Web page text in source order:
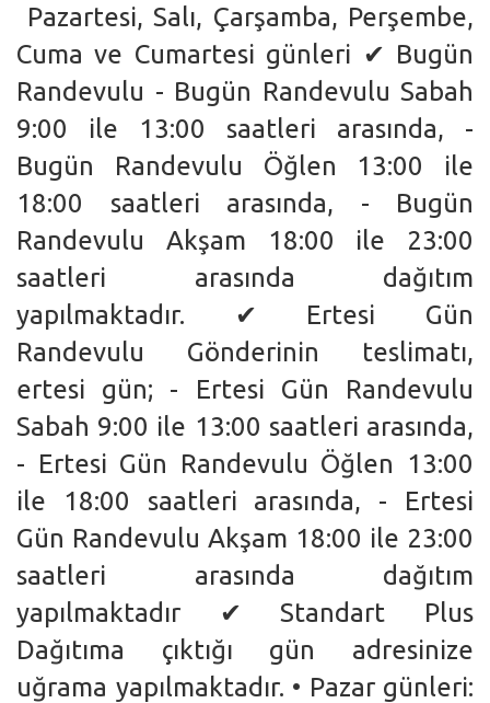
Pazartesi, Salı, Çarşamba, Perşembe,
Cuma ve Cumartesi günleri ✔ Bugün
Randevulu - Bugün Randevulu Sabah
9:00 ile 13:00 saatleri arasında, -
Bugün Randevulu Öğlen 13:00 ile
18:00 saatleri arasında, - Bugün
Randevulu Akşam 18:00 ile 23:00
saatleri arasında dağıtım
yapılmaktadır. ✔ Ertesi Gün
Randevulu Gönderinin teslimatı,
ertesi gün; - Ertesi Gün Randevulu
Sabah 9:00 ile 13:00 saatleri arasında,
- Ertesi Gün Randevulu Öğlen 13:00
ile 18:00 saatleri arasında, - Ertesi
Gün Randevulu Akşam 18:00 ile 23:00
saatleri arasında dağıtım
yapılmaktadır ✔ Standart Plus
Dağıtıma çıktığı gün adresinize
uğrama yapılmaktadır. • Pazar günleri: